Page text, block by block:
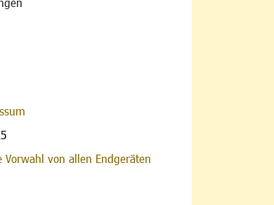
von allen Endgeräten